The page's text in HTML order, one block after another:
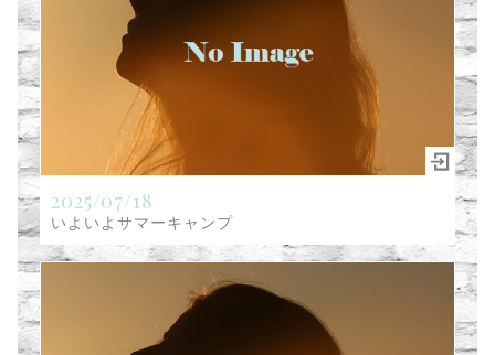
2025/07/18
いよいよサマーキャンプ